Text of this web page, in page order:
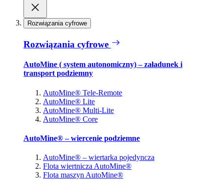
Rozwiązania cyfrowe
Rozwiązania cyfrowe
AutoMine ( system autonomiczny) – załadunek i
transport podziemny
AutoMine® Tele-Remote
AutoMine® Lite
AutoMine® Multi-Lite
AutoMine® Core
AutoMine® – wiercenie podziemne
AutoMine® – wiertarka pojedyncza
Flota wiertnicza AutoMine®
Flota maszyn AutoMine®